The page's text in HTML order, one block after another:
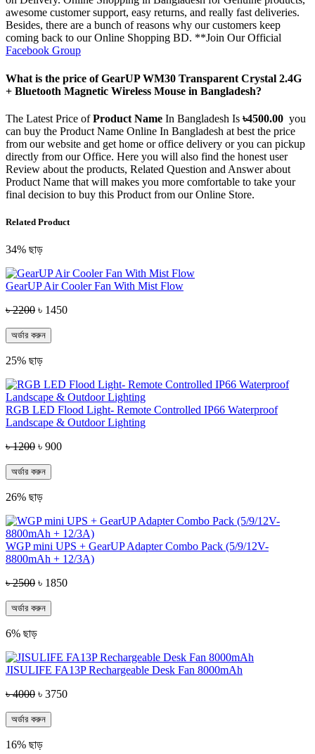
awesome customer support, easy returns, and really fast deliveries.
Besides, there are a bunch of reasons why our customers keep
coming back to our Online Shopping BD. **Join Our Official
Facebook Group
What is the price of GearUP WM30 Transparent Crystal 2.4G
+ Bluetooth Magnetic Wireless Mouse in Bangladesh?
The Latest Price ofProduct Name In Bangladesh Is ৳4500.00 you
can buy the Product Name Online In Bangladesh at best the price
from our website and get home or office delivery or you can pickup
directly from our Office. Here you will also find the honest user
Review about the products, Related Question and Answer about
Product Name that will makes you more comfortable to take your
final decision to buy this Product from our Online Store.
Related Product
34% ছাড়
GearUP Air Cooler Fan With Mist Flow
৳ 2200 ৳ 1450
অর্ডার করুন
25% ছাড়
RGB LED Flood Light- Remote Controlled IP66 Waterproof
Landscape & Outdoor Lighting
৳ 1200 ৳ 900
অর্ডার করুন
26% ছাড়
WGP mini UPS + GearUP Adapter Combo Pack (5/9/12V-
8800mAh + 12/3A)
৳ 2500 ৳ 1850
অর্ডার করুন
6% ছাড়
JISULIFE FA13P Rechargeable Desk Fan 8000mAh
৳ 4000 ৳ 3750
অর্ডার করুন
16% ছাড়